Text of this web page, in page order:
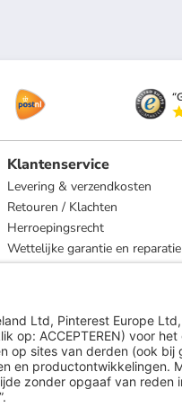
Klantenservice
Levering & verzendkosten
Retouren / Klachten
Herroepingsrecht
Wettelijke garantie en reparatie